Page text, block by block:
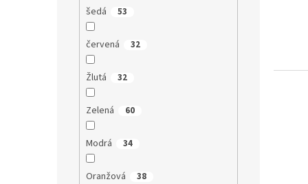
šedá 53
červená 32
Žlutá 32
Zelená 60
Modrá 34
Oranžová 38